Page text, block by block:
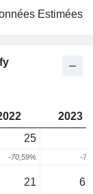
Estimées
2023
25
-70,59% -
21